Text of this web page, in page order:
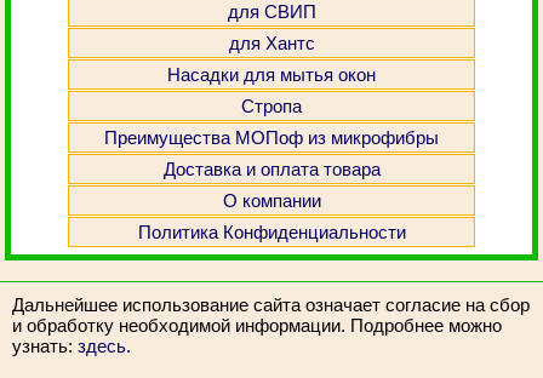
для СВИП
для Хантс
Насадки для мытья окон
Стропа
Преимущества МОПоф из микрофибры
Доставка и оплата товара
О компании
Политика Конфиденциальности
Дальнейшее использование сайта означает согласие на сбор
и обработку необходимой информации. Подробнее можно
узнать: здесь.